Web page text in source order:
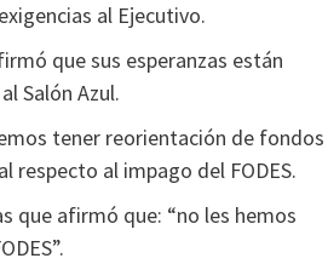
al Ejecutivo.
que sus esperanzas están
Salón Azul.
tener reorientación de fondos
respecto al impago del FODES.
que afirmó que: “no les hemos